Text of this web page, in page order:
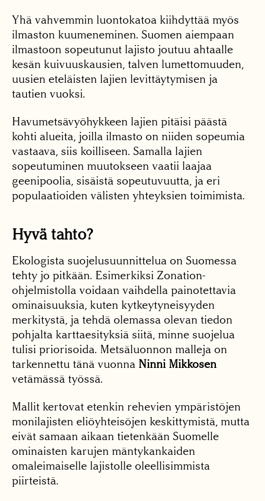
Yhä vahvemmin luontokatoa kiihdyttää myös
ilmaston kuumeneminen. Suomen aiempaan
ilmastoon sopeutunut lajisto joutuu ahtaalle
kesän kuivuuskausien, talven lumettomuuden,
uusien eteläisten lajien levittäytymisen ja
tautien vuoksi.
Havumetsävyöhykkeen lajien pitäisi päästä
kohti alueita, joilla ilmasto on niiden sopeumia
vastaava, siis koilliseen. Samalla lajien
sopeutuminen muutokseen vaatii laajaa
geenipoolia, sisäistä sopeutuvuutta, ja eri
populaatioiden välisten yhteyksien toimimista.
Hyvä tahto?
Ekologista suojelusuunnittelua on Suomessa
tehty jo pitkään. Esimerkiksi Zonation-
ohjelmistolla voidaan vaihdella painotettavia
ominaisuuksia, kuten kytkeytyneisyyden
merkitystä, ja tehdä olemassa olevan tiedon
pohjalta karttaesityksiä siitä, minne suojelua
tulisi priorisoida. Metsäluonnon malleja on
tarkennettu tänä vuonna Ninni Mikkosen
vetämässä työssä.
Mallit kertovat etenkin rehevien ympäristöjen
monilajisten eliöyhteisöjen keskittymistä, mutta
eivät samaan aikaan tietenkään Suomelle
ominaisten karujen mäntykankaiden
omaleimaiselle lajistolle oleellisimmista
piirteistä.